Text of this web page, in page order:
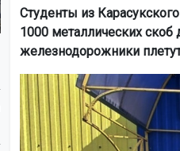
Студенты из
1000 металлических
железнодорожники